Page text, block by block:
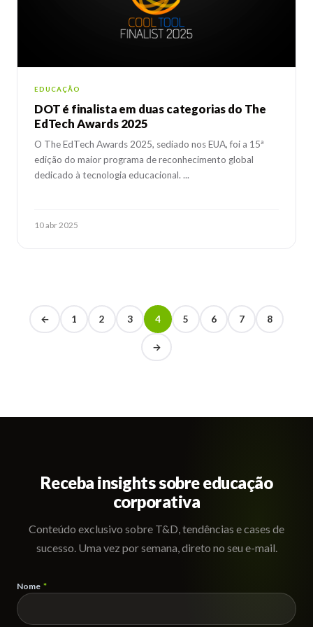
EDUCAÇÃO
DOT é finalista em duas categorias do The
EdTech Awards 2025
O The EdTech Awards 2025, sediado nos EUA, foi a 15ª
edição do maior programa de reconhecimento global
dedicado à tecnologia educacional. ...
10 abr 2025
← 1 2 3 4 5 6 7 8
→
Receba insights sobre educação
corporativa
Conteúdo exclusivo sobre T&D, tendências e cases de
sucesso. Uma vez por semana, direto no seu e-mail.
Nome *